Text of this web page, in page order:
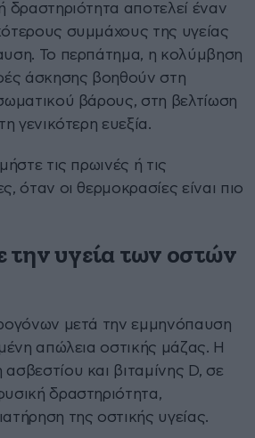
δραστηριότητα αποτελεί έναν
συμμάχους της υγείας
Το περπάτημα, η κολύμβηση
άσκησης βοηθούν στη
βάρους, στη βελτίωση
γενικότερη ευεξία.
τις πρωινές ή τις
όταν οι θερμοκρασίες είναι πιο
την υγεία των οστών
μετά την εμμηνόπαυση
απώλεια οστικής μάζας. Η
και βιταμίνης D, σε
δραστηριότητα,
της οστικής υγείας.